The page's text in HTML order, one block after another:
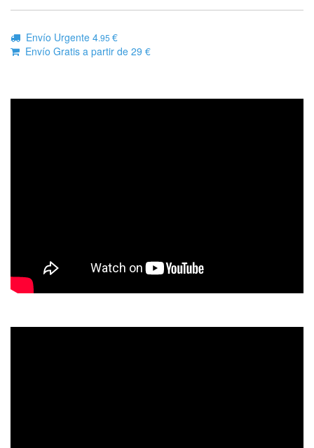
Envío Urgente 4.95 €
Envío Gratis a partir de 29 €